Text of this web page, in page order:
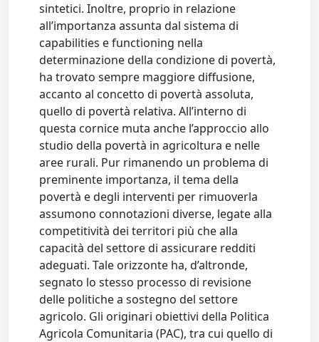
sintetici. Inoltre, proprio in relazione
all’importanza assunta dal sistema di
capabilities e functioning nella
determinazione della condizione di povertà,
ha trovato sempre maggiore diffusione,
accanto al concetto di povertà assoluta,
quello di povertà relativa. All’interno di
questa cornice muta anche l’approccio allo
studio della povertà in agricoltura e nelle
aree rurali. Pur rimanendo un problema di
preminente importanza, il tema della
povertà e degli interventi per rimuoverla
assumono connotazioni diverse, legate alla
competitività dei territori più che alla
capacità del settore di assicurare redditi
adeguati. Tale orizzonte ha, d’altronde,
segnato lo stesso processo di revisione
delle politiche a sostegno del settore
agricolo. Gli originari obiettivi della Politica
Agricola Comunitaria (PAC), tra cui quello di